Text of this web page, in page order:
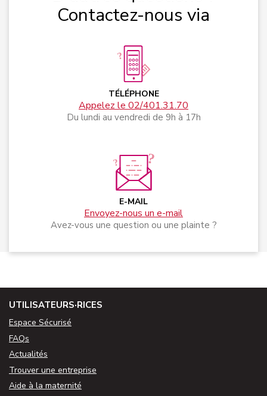
Contactez-nous via
TÉLÉPHONE
Appelez le 02/401.31.70
Du lundi au vendredi de 9h à 17h
E-MAIL
Envoyez-nous un e-mail
Avez-vous une question ou une plainte ?
UTILISATEURS·RICES
Espace Sécurisé
FAQs
Actualités
Trouver une entreprise
Aide à la maternité